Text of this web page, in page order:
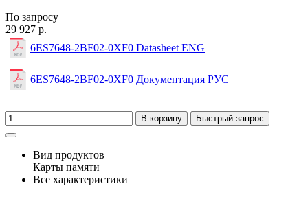
По запросу
29 927 р.
6ES7648-2BF02-0XF0 Datasheet ENG
6ES7648-2BF02-0XF0 Документация РУС
В корзину Быстрый запрос
Вид продуктов
Карты памяти
Все характеристики